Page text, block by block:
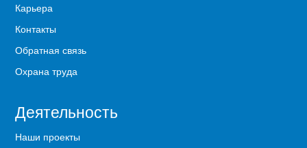
Карьера
Контакты
Обратная связь
Охрана труда
Деятельность
Наши проекты